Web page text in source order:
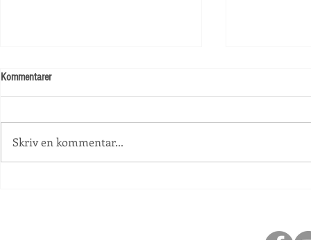
Information
Kommentarer
Skriv en kommentar...